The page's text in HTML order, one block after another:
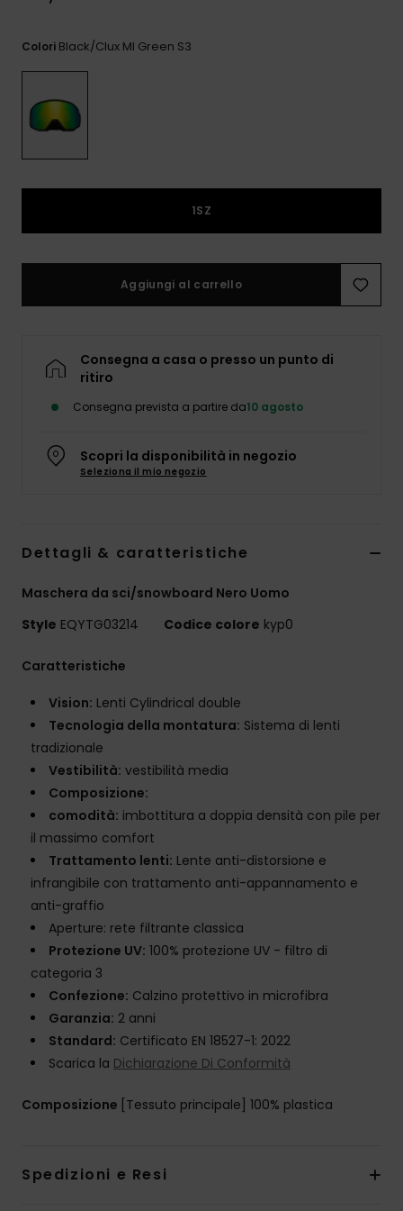
modulo di
contatto.
Colori Black/clux Ml Green S3
1SZ
Aggiungi al carrello
Consegna a casa o presso un punto di
ritiro
Consegna prevista a partire da10 agosto
Scopri la disponibilità in negozio
Seleziona il mio negozio
Dettagli & caratteristiche
Maschera da sci/snowboard Nero Uomo
Style EQYTG03214 Codice colore kyp0
Caratteristiche
Vision: Lenti Cylindrical double
Tecnologia della montatura: Sistema di lenti
tradizionale
Vestibilità: vestibilità media
Composizione:
comodità: imbottitura a doppia densità con pile per
il massimo comfort
Trattamento lenti: Lente anti-distorsione e
infrangibile con trattamento anti-appannamento e
anti-graffio
Aperture: rete filtrante classica
Protezione UV: 100% protezione UV - filtro di
categoria 3
Confezione: Calzino protettivo in microfibra
Garanzia: 2 anni
Standard: Certificato EN 18527-1: 2022
Scarica la Dichiarazione Di Conformità
Composizione [Tessuto principale] 100% plastica
Spedizioni e Resi